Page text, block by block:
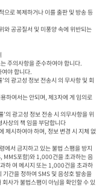
주의사항을 준수하여야 합니다.
야 합니다.
광고성 정보 전송시 의 무사항 및 회
하여서는 안되며, 제3자에 게 임의로
의 광고성 정보 전송 시 의무사항을 위
상의 책 임을 부담합니다
제시하여야 하며, 정보 변경 시 지체 없
에서 금지하고 있는 불법 스팸을 방지
MMS포함)와 1,000건을 초과하는 음
하 여 메시지 또는 1,000건을 초과하
간을 정하여 SMS 및 음성호 발송을
사가 불법스팸이 아님을 확인할 수 있